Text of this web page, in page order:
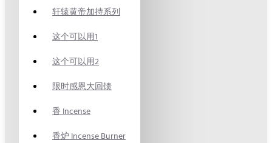
轩辕黄帝加持系列
这个可以用1
这个可以用2
限时感恩大回馈
香 Incense
香炉 Incense Burner